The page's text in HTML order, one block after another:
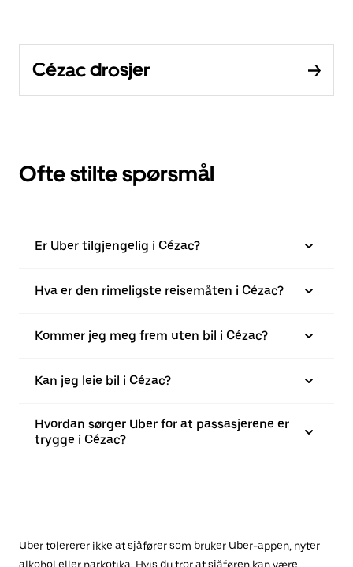
Cézac drosjer
Ofte stilte spørsmål
Er Uber tilgjengelig i Cézac?
Hva er den rimeligste reisemåten i Cézac?
Kommer jeg meg frem uten bil i Cézac?
Kan jeg leie bil i Cézac?
Hvordan sørger Uber for at passasjerene er
trygge i Cézac?
Uber tolererer ikke at sjåfører som bruker Uber-appen, nyter